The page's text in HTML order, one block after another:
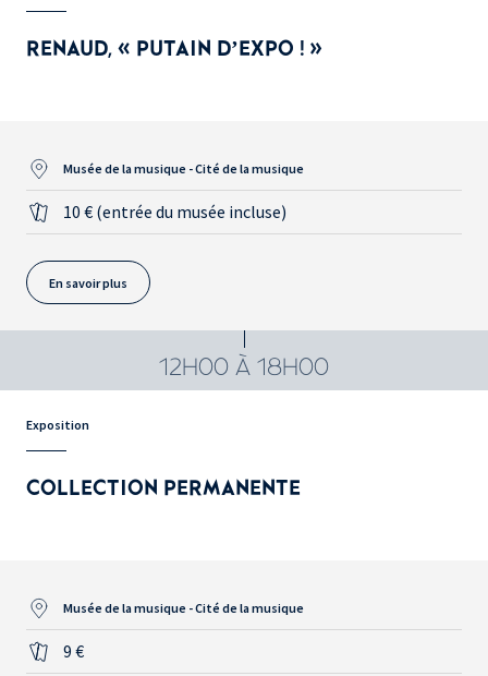
RENAUD, « PUTAIN D’EXPO ! »
Musée de la musique - Cité de la musique
10 € (entrée du musée incluse)
En savoir plus
12H00 À 18H00
Exposition
COLLECTION PERMANENTE
Musée de la musique - Cité de la musique
9 €